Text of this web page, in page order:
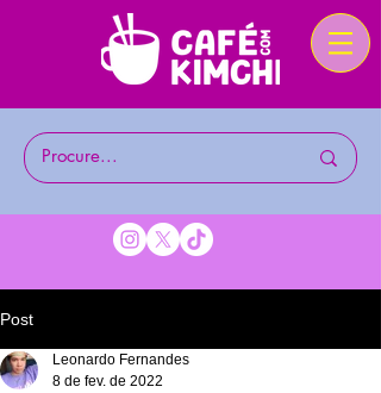
Post
Leonardo Fernandes
8 de fev. de 2022